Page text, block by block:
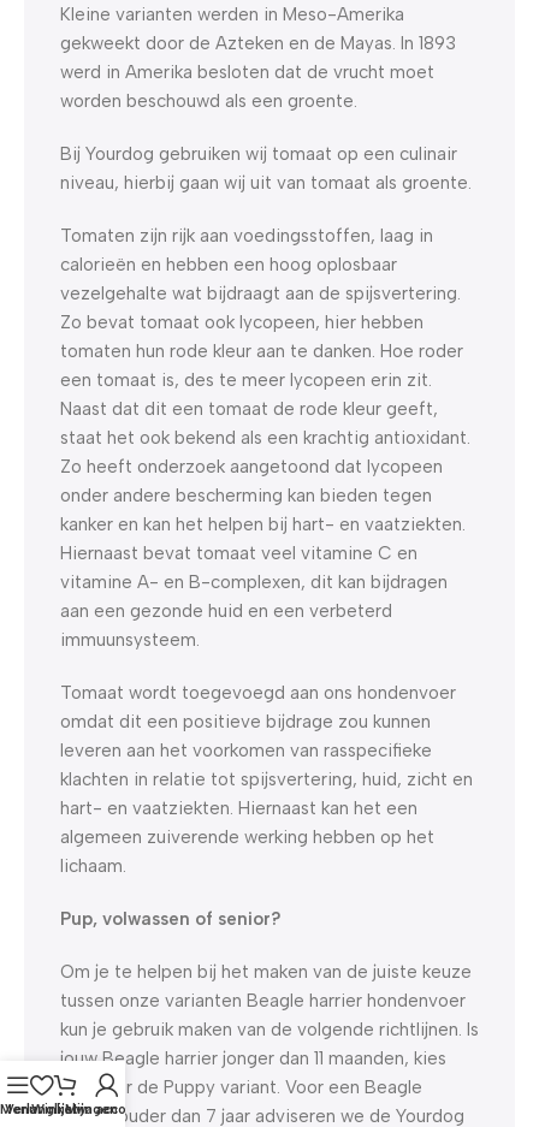
Kleine varianten werden in Meso-Amerika
gekweekt door de Azteken en de Mayas. In 1893
werd in Amerika besloten dat de vrucht moet
worden beschouwd als een groente.
Bij Yourdog gebruiken wij tomaat op een culinair
niveau, hierbij gaan wij uit van tomaat als groente.
Tomaten zijn rijk aan voedingsstoffen, laag in
calorieën en hebben een hoog oplosbaar
vezelgehalte wat bijdraagt aan de spijsvertering.
Zo bevat tomaat ook lycopeen, hier hebben
tomaten hun rode kleur aan te danken. Hoe roder
een tomaat is, des te meer lycopeen erin zit.
Naast dat dit een tomaat de rode kleur geeft,
staat het ook bekend als een krachtig antioxidant.
Zo heeft onderzoek aangetoond dat lycopeen
onder andere bescherming kan bieden tegen
kanker en kan het helpen bij hart- en vaatziekten.
Hiernaast bevat tomaat veel vitamine C en
vitamine A- en B-complexen, dit kan bijdragen
aan een gezonde huid en een verbeterd
immuunsysteem.
Tomaat wordt toegevoegd aan ons hondenvoer
omdat dit een positieve bijdrage zou kunnen
leveren aan het voorkomen van rasspecifieke
klachten in relatie tot spijsvertering, huid, zicht en
hart- en vaatziekten. Hiernaast kan het een
algemeen zuiverende werking hebben op het
lichaam.
Pup, volwassen of senior?
Om je te helpen bij het maken van de juiste keuze
tussen onze varianten Beagle harrier hondenvoer
kun je gebruik maken van de volgende richtlijnen. Is
jouw Beagle harrier jonger dan 11 maanden, kies
dan voor de Puppy variant. Voor een Beagle
harrier ouder dan 7 jaar adviseren we de Yourdog
Menu
Verlanglijst
Winkelwagen
Mijn account